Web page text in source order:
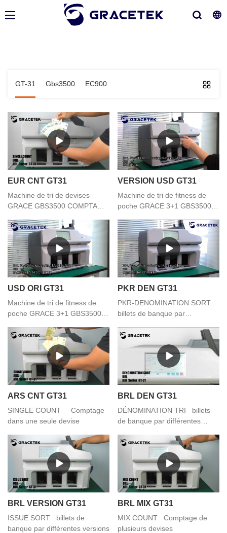
GT-31 Gbs3500 EC900
EUR CNT GT31
Machine de tri de devises
GRACE GBS3500 COMPTAGE
monnaie unique
VERSION USD GT31
Machine de tri de fitness de
poche GRACE 3+1 GBS3500
différentes versions
USD ORI GT31
Machine de tri de fitness de
poche GRACE 3+1 GBS3500
VISAGE/ORIENTATION billets
de banque par différentes
faces
PKR DEN GT31
PKR-DENOMINATION SORT
billets de banque par
ARS CNT GT31
SINGLE COUNT Comptage
dans une seule devise
BRL DEN GT31
DÉNOMINATION TRI billets
de banque par différentes
BRL VERSION GT31
ISSUE SORT billets de
banque par différentes versions
BRL MIX GT31
MIX COUNT Comptage de
plusieurs devises